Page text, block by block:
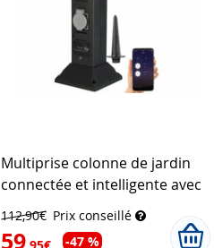
Multiprise colonne de jardin
connectée et intelligente avec
4 prises et commandes vocales
Royal Gardineer
112,90€ Prix conseillé
59 ,95€ -47 %